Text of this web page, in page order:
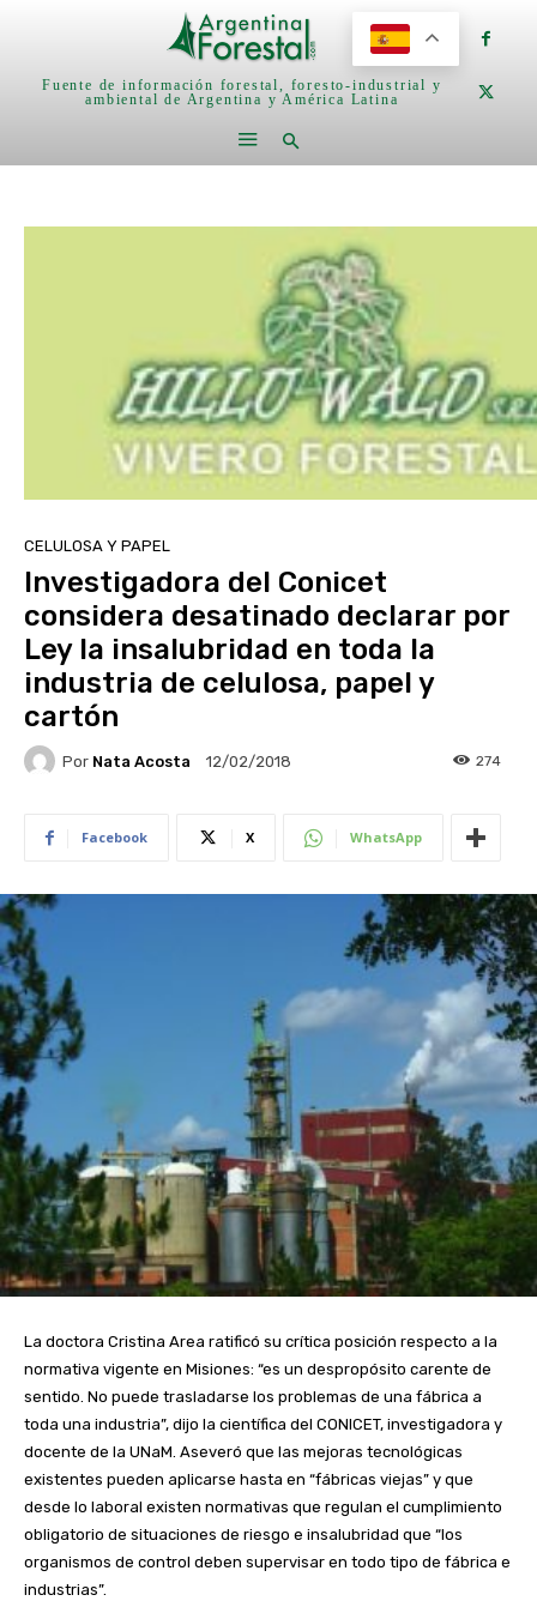
Fuente de información forestal, foresto-industrial y
ambiental de Argentina y América Latina
CELULOSA Y PAPEL
Investigadora del Conicet
considera desatinado declarar por
Ley la insalubridad en toda la
industria de celulosa, papel y
cartón
Por Nata Acosta 12/02/2018 274
Facebook X WhatsApp
La doctora Cristina Area ratificó su crítica posición respecto a la
normativa vigente en Misiones: “es un despropósito carente de
sentido. No puede trasladarse los problemas de una fábrica a
toda una industria”, dijo la científica del CONICET, investigadora y
docente de la UNaM. Aseveró que las mejoras tecnológicas
existentes pueden aplicarse hasta en “fábricas viejas” y que
desde lo laboral existen normativas que regulan el cumplimiento
obligatorio de situaciones de riesgo e insalubridad que “los
organismos de control deben supervisar en todo tipo de fábrica e
industrias”.